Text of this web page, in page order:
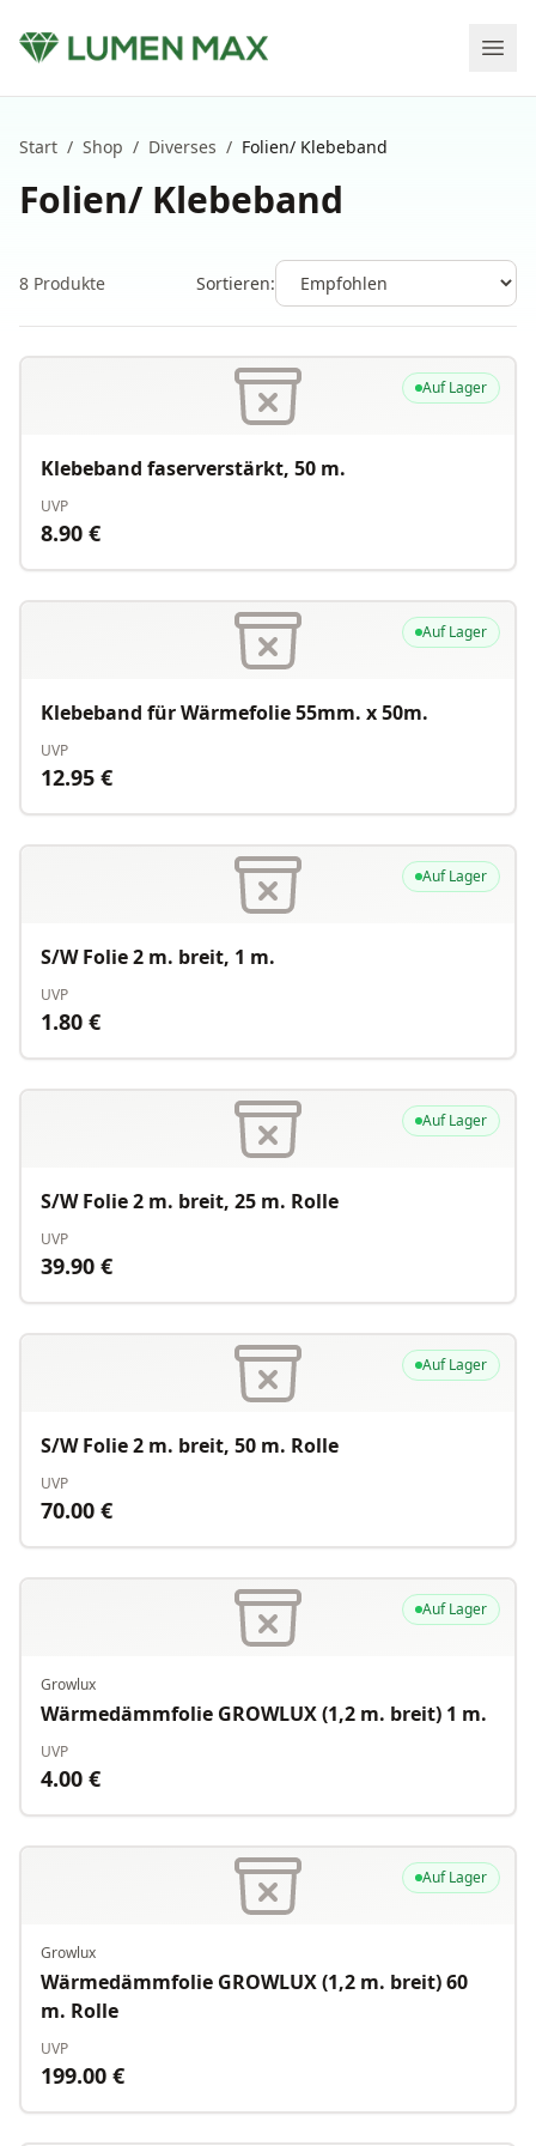
Start / Shop / Diverses / Folien/ Klebeband
Folien/ Klebeband
8 Produkte Sortieren:
Auf Lager
Klebeband faserverstärkt, 50 m.
UVP
8.90 €
Auf Lager
Klebeband für Wärmefolie 55mm. x 50m.
UVP
12.95 €
Auf Lager
S/W Folie 2 m. breit, 1 m.
UVP
1.80 €
Auf Lager
S/W Folie 2 m. breit, 25 m. Rolle
UVP
39.90 €
Auf Lager
S/W Folie 2 m. breit, 50 m. Rolle
UVP
70.00 €
Auf Lager
Growlux
Wärmedämmfolie GROWLUX (1,2 m. breit) 1 m.
UVP
4.00 €
Auf Lager
Growlux
Wärmedämmfolie GROWLUX (1,2 m. breit) 60
m. Rolle
UVP
199.00 €